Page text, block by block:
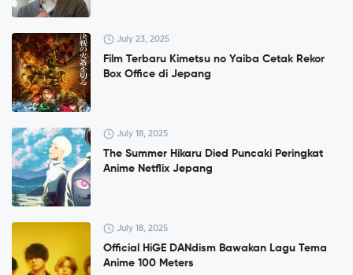
July 23, 2025
Film Terbaru Kimetsu no Yaiba Cetak Rekor
Box Office di Jepang
July 18, 2025
The Summer Hikaru Died Puncaki Peringkat
Anime Netflix Jepang
July 18, 2025
Official HiGE DANdism Bawakan Lagu Tema
Anime 100 Meters